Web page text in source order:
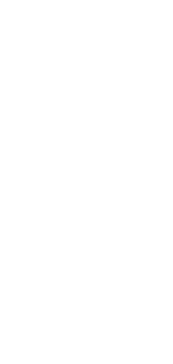
させていただ
をご了承くださ
ようお願いしま
にご登録され
社の共同利用者
とをご了承くだ
ありません。
ず変更すること
) : 1000ppm、
、
ない年数を意
貨物等」とい
これらの製造装
通知します。
、取り引きをい
ムロン制御